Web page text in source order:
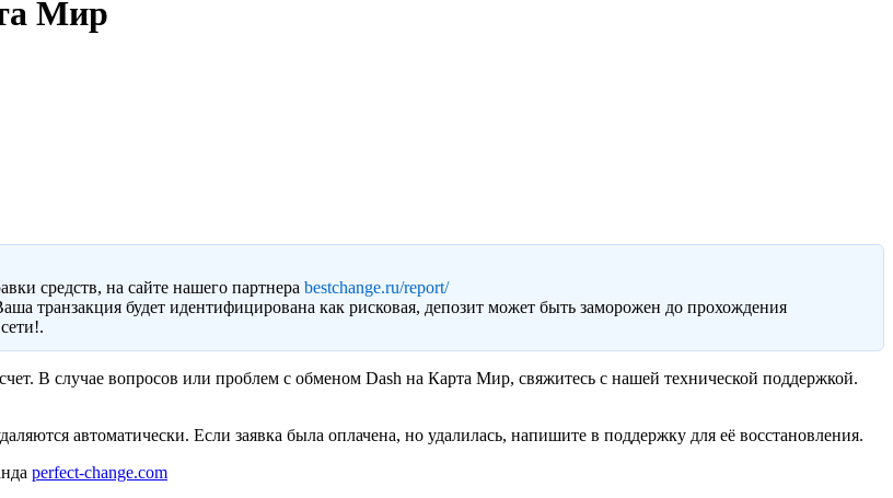
Мир
средств, на сайте нашего партнера bestchange.ru/report/
транзакция будет идентифицирована как рисковая, депозит может быть заморожен до прохождения
В случае вопросов или проблем с обменом Dash на Карта Мир, свяжитесь с нашей технической поддержкой.
автоматически. Если заявка была оплачена, но удалилась, напишите в поддержку для её восстановления.
perfect-change.com